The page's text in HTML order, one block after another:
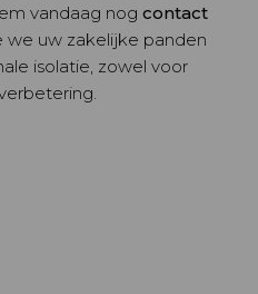
vandaag nog contact
uw zakelijke panden
isolatie, zowel voor